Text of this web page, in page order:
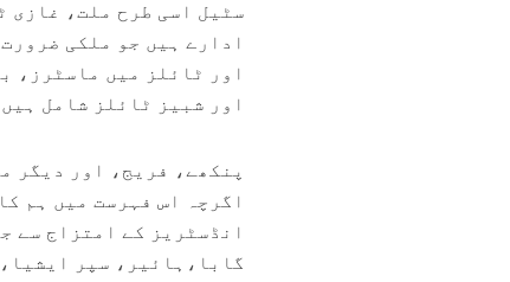
سٹیل اسی طرح ملت، غازی
ادارے ہیں جو ملکی
اور ٹائلز میں ماسٹرز،
اور شبیز ٹائلز شامل ہیں۔
پنکھے، فریج، اور دیگر
اگرچہ اس فہرست میں ہم
انڈسٹریز کے امتزاج سے
گابا،ہائیر، سپر